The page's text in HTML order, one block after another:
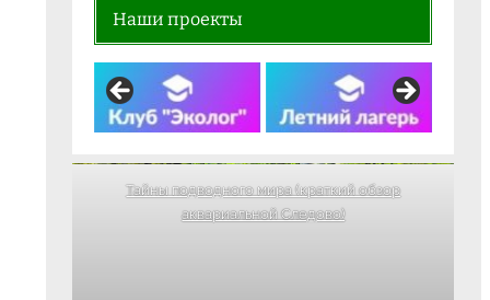
Наши проекты
Тайны подводного мира (краткий обзор
аквариальной Следово)